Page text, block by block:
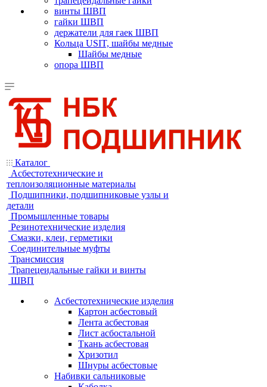
винты ШВП
гайки ШВП
держатели для гаек ШВП
Кольца USIT, шайбы медные
Шайбы медные
опора ШВП
Каталог
Асбестотехнические и
теплоизоляционные материалы
Подшипники, подшипниковые узлы и
детали
Промышленные товары
Резинотехнические изделия
Смазки, клеи, герметики
Соединительные муфты
Трансмиссия
Трапецеидальные гайки и винты
ШВП
Асбестотехнические изделия
Картон асбестовый
Лента асбестовая
Лист асбостальной
Ткань асбестовая
Хризотил
Шнуры асбестовые
Набивки сальниковые